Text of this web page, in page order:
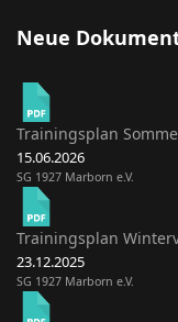
Neue
Trainingsplan
15.06.2026
SG 1927 Marborn e.V.
Trainingsplan
23.12.2025
SG 1927 Marborn e.V.